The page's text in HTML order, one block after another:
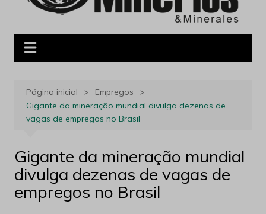
Página inicial
Empregos
Gigante da mineração mundial divulga dezenas de
vagas de empregos no Brasil
Gigante da mineração mundial
divulga dezenas de vagas de
empregos no Brasil